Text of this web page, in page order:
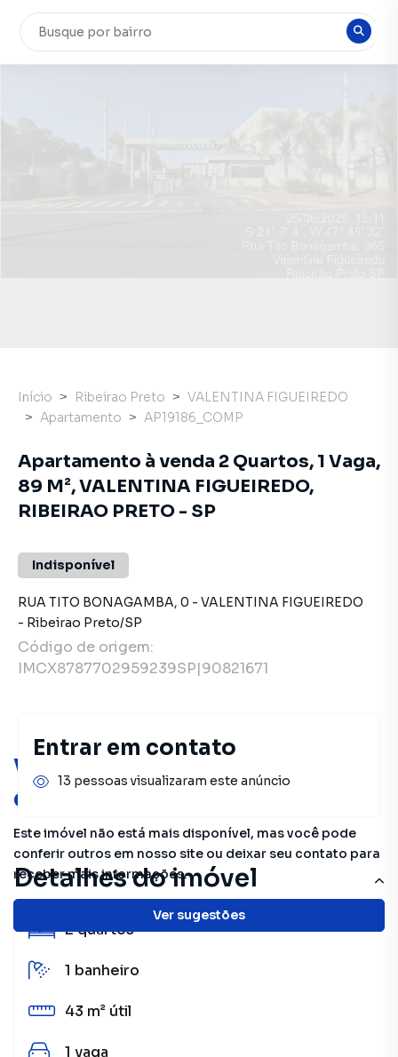
Você pode encontrar novas
oportunidades!
Este imóvel não está mais disponível, mas você pode
conferir outros em nosso site ou deixar seu contato para
receber mais informações.
Ver sugestões
Detalhes do imóvel
2quartos
1 banheiro
43 m² útil
1 vaga
Início Ribeirao Preto
VALENTINA FIGUEIREDO
Apartamento
AP19186_COMP
Apartamento à venda 2 Quartos, 1 Vaga,
89 M², VALENTINA FIGUEIREDO,
RIBEIRAO PRETO - SP
Indisponível
RUA TITO BONAGAMBA, 0 - VALENTINA FIGUEIREDO
- Ribeirao Preto/SP
Código de origem:
IMCX8787702959239SP|90821671
Entrar em contato
13 pessoas visualizaram este anúncio